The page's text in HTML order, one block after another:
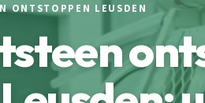
ONTSTOPPEN LEUSDEN